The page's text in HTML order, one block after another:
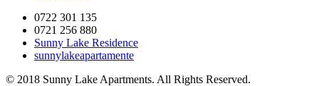
0722 301 135
0721 256 880
Sunny Lake Residence
sunnylakeapartamente
© 2018 Sunny Lake Apartments. All Rights Reserved.